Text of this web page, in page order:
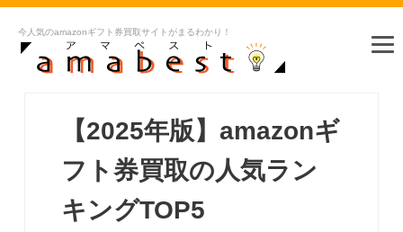
今人気のamazonギフト券買取サイトがまるわかり！
【2025年版】amazonギ
フト券買取の人気ラン
キングTOP5